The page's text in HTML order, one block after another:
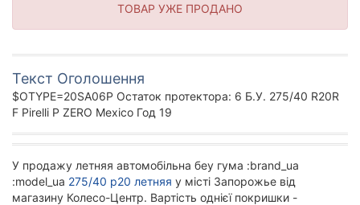
ТОВАР УЖЕ ПРОДАНО
Текст Оголошення
$OTYPE=20SA06P Остаток протектора: 6 Б.У. 275/40 R20R
F Pirelli P ZERO Mexico Год 19
У продажу летняя автомобільна беу гума :brand_ua
:model_ua 275/40 р20 летняя у місті Запорожье від
магазину Колесо-Центр. Вартість однієї покришки -